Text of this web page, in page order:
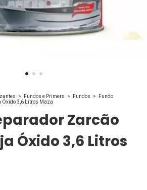
> Fundos e Primers > Fundos >
Fundo
Óxido 3,6 Litros Maza
Zarcão
Óxido 3,6 Litros